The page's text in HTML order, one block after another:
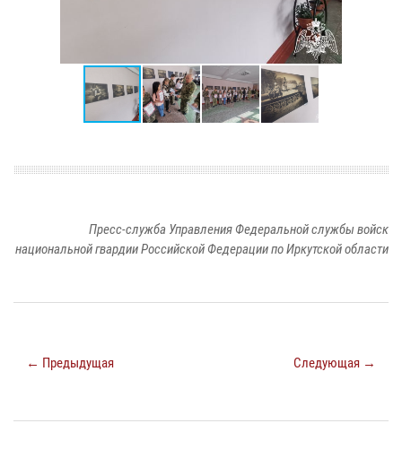
Пресс-служба Управления Федеральной службы войск
национальной гвардии Российской Федерации по Иркутской области
← Предыдущая Следующая →